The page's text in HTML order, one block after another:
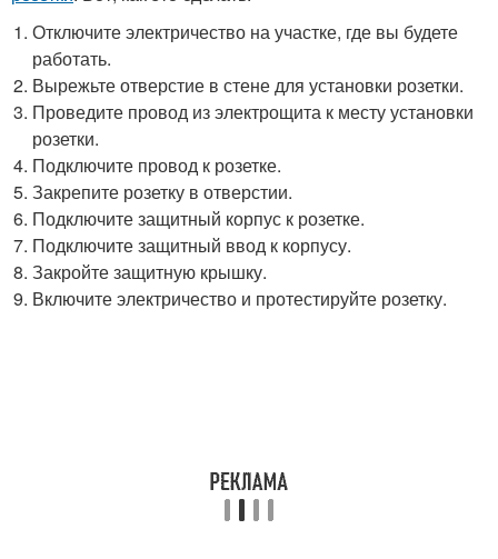
Отключите электричество на участке, где вы будете
работать.
Вырежьте отверстие в стене для установки розетки.
Проведите провод из электрощита к месту установки
розетки.
Подключите провод к розетке.
Закрепите розетку в отверстии.
Подключите защитный корпус к розетке.
Подключите защитный ввод к корпусу.
Закройте защитную крышку.
Включите электричество и протестируйте розетку.